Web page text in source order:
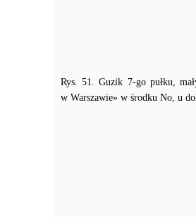
Rys. 51. Guzik 7-go pułku,
w Warszawie» w środku No, u